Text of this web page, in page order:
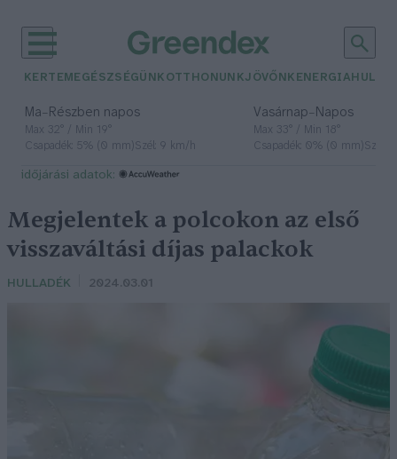
KERTEM EGÉSZSÉGÜNK OTTHONUNKJÖVŐNK ENERGIA
Ma– Részben napos
Max 32° / Min 19°
Csapadék: 5% (0 mm)Szél: 9 km/h
Vasárnap– Napos
Max 33° / Min 18°
Csapadék: 0% (0 mm)Szél:
időjárási adatok:
Megjelentek a polcokon az első
visszaváltási díjas palackok
HULLADÉK 2024.03.01